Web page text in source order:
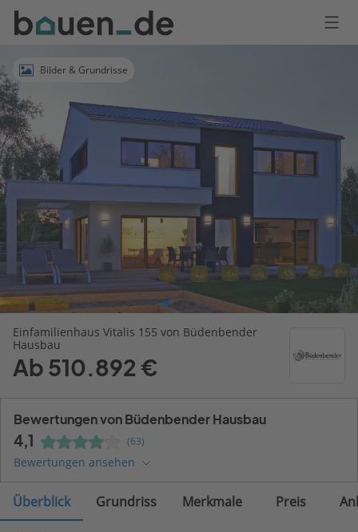
Bauen
Logo
Anmelden
Bilder & Grundrisse
Einfamilienhaus Vitalis 155 von Büdenbender
Hausbau
Ab 510.892 €
Bewertungen von Büdenbender Hausbau
4,1 (63)
Bewertungen ansehen
Überblick Grundriss Merkmale Preis